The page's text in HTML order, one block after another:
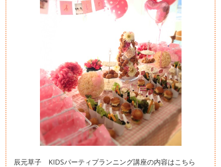
辰元草子 KIDSパーティプランニング講座の内容はこちら